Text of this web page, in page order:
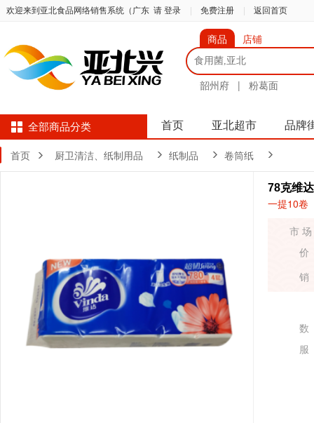
欢迎来到亚北食品网络销售系统（广东 请 登录 免费注册 返回首页
商品 店铺
韶州府 | 粉葛面
全部商品分类 首页 亚北超市 品牌
首页 厨卫清洁、纸制用品 纸制品 卷筒纸
78克维
一提10卷
市
价
销
数
服